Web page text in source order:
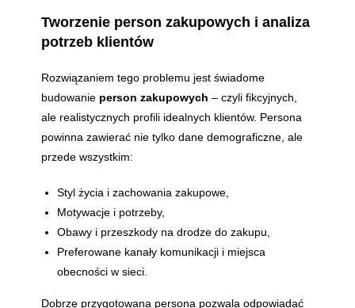
Tworzenie person zakupowych i analiza
potrzeb klientów
Rozwiązaniem tego problemu jest świadome
budowanie person zakupowych – czyli fikcyjnych,
ale realistycznych profili idealnych klientów. Persona
powinna zawierać nie tylko dane demograficzne, ale
przede wszystkim:
Styl życia i zachowania zakupowe,
Motywacje i potrzeby,
Obawy i przeszkody na drodze do zakupu,
Preferowane kanały komunikacji i miejsca
obecności w sieci.
Dobrze przygotowana persona pozwala odpowiadać